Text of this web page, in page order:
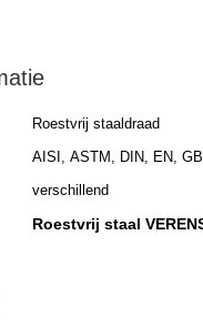
Roestvrij staaldraad
AISI, ASTM, DIN, EN,
verschillend
Roestvrij staal